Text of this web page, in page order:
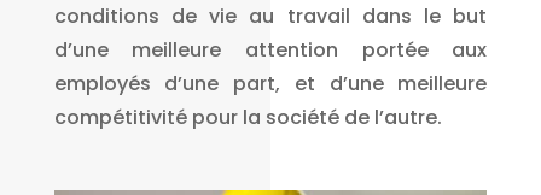
conditions de vie au travail dans le but
d’une meilleure attention portée aux
employés d’une part, et d’une meilleure
compétitivité pour la société de l’autre.